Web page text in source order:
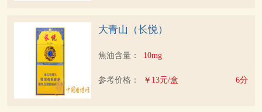
大青山（长悦）
焦油含量： 10mg
参考价格： ￥13元/盒 6分